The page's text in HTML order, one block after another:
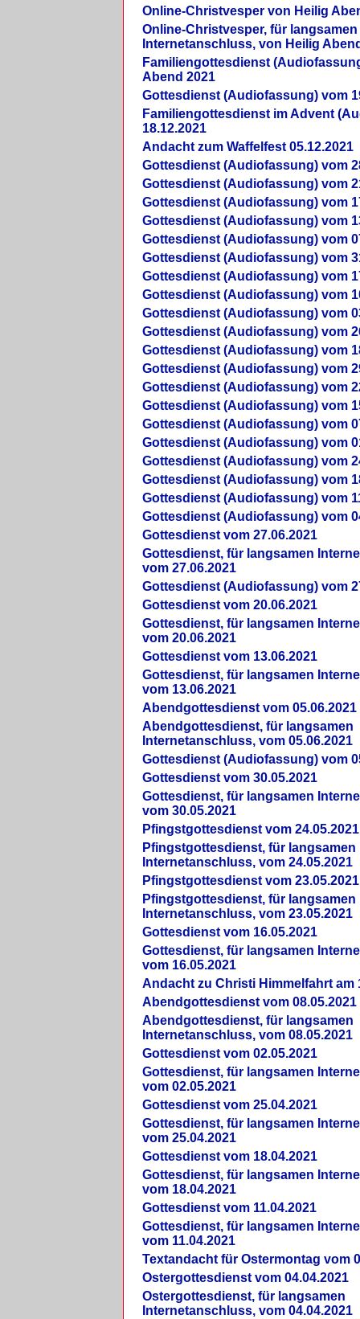
Online-Christvesper von Heilig
Online-Christvesper, für langsamen
Internetanschluss, von Heilig
Familiengottesdienst
Abend 2021
Gottesdienst (Audiofassung) vom
Familiengottesdienst im Advent
18.12.2021
Andacht zum Waffelfest 05.12.2021
Gottesdienst (Audiofassung) vom
Gottesdienst (Audiofassung) vom
Gottesdienst (Audiofassung) vom
Gottesdienst (Audiofassung) vom
Gottesdienst (Audiofassung) vom
Gottesdienst (Audiofassung) vom
Gottesdienst (Audiofassung) vom
Gottesdienst (Audiofassung) vom
Gottesdienst (Audiofassung) vom
Gottesdienst (Audiofassung) vom
Gottesdienst (Audiofassung) vom
Gottesdienst (Audiofassung) vom
Gottesdienst (Audiofassung) vom
Gottesdienst (Audiofassung) vom
Gottesdienst (Audiofassung) vom
Gottesdienst (Audiofassung) vom
Gottesdienst (Audiofassung) vom
Gottesdienst (Audiofassung) vom
Gottesdienst (Audiofassung) vom
Gottesdienst (Audiofassung) vom
Gottesdienst vom 27.06.2021
Gottesdienst, für langsamen
vom 27.06.2021
Gottesdienst (Audiofassung) vom
Gottesdienst vom 20.06.2021
Gottesdienst, für langsamen
vom 20.06.2021
Gottesdienst vom 13.06.2021
Gottesdienst, für langsamen
vom 13.06.2021
Abendgottesdienst vom 05.06.2021
Abendgottesdienst, für langsamen
Internetanschluss, vom 05.06.2021
Gottesdienst (Audiofassung) vom
Gottesdienst vom 30.05.2021
Gottesdienst, für langsamen
vom 30.05.2021
Pfingstgottesdienst vom 24.05.2021
Pfingstgottesdienst, für langsamen
Internetanschluss, vom 24.05.2021
Pfingstgottesdienst vom 23.05.2021
Pfingstgottesdienst, für langsamen
Internetanschluss, vom 23.05.2021
Gottesdienst vom 16.05.2021
Gottesdienst, für langsamen
vom 16.05.2021
Andacht zu Christi Himmelfahrt am
Abendgottesdienst vom 08.05.2021
Abendgottesdienst, für langsamen
Internetanschluss, vom 08.05.2021
Gottesdienst vom 02.05.2021
Gottesdienst, für langsamen
vom 02.05.2021
Gottesdienst vom 25.04.2021
Gottesdienst, für langsamen
vom 25.04.2021
Gottesdienst vom 18.04.2021
Gottesdienst, für langsamen
vom 18.04.2021
Gottesdienst vom 11.04.2021
Gottesdienst, für langsamen
vom 11.04.2021
Textandacht für Ostermontag vom
Ostergottesdienst vom 04.04.2021
Ostergottesdienst, für langsamen
Internetanschluss, vom 04.04.2021